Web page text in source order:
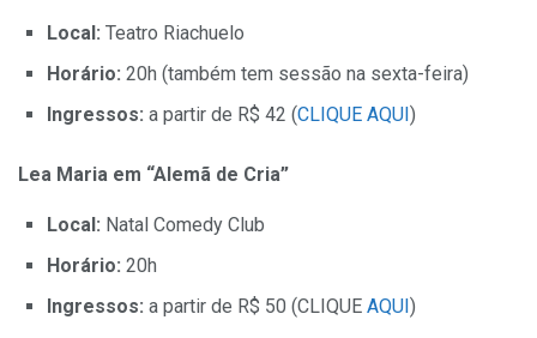
Local: Teatro Riachuelo
Horário: 20h (também tem sessão na sexta-feira)
Ingressos: a partir de R$ 42 (CLIQUE AQUI )
Lea Maria em “Alemã de Cria”
Local: Natal Comedy Club
Horário: 20h
Ingressos: a partir de R$ 50 (CLIQUE AQUI )